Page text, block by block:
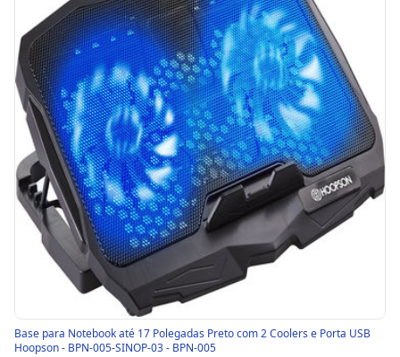
Base para Notebook até 17 Polegadas Preto com 2 Coolers e Porta USB
Hoopson - BPN-005-SINOP-03 - BPN-005